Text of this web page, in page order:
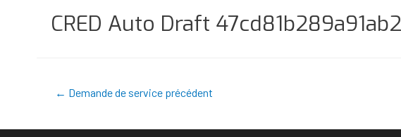
CRED Auto Draft
← Demande de service précédent